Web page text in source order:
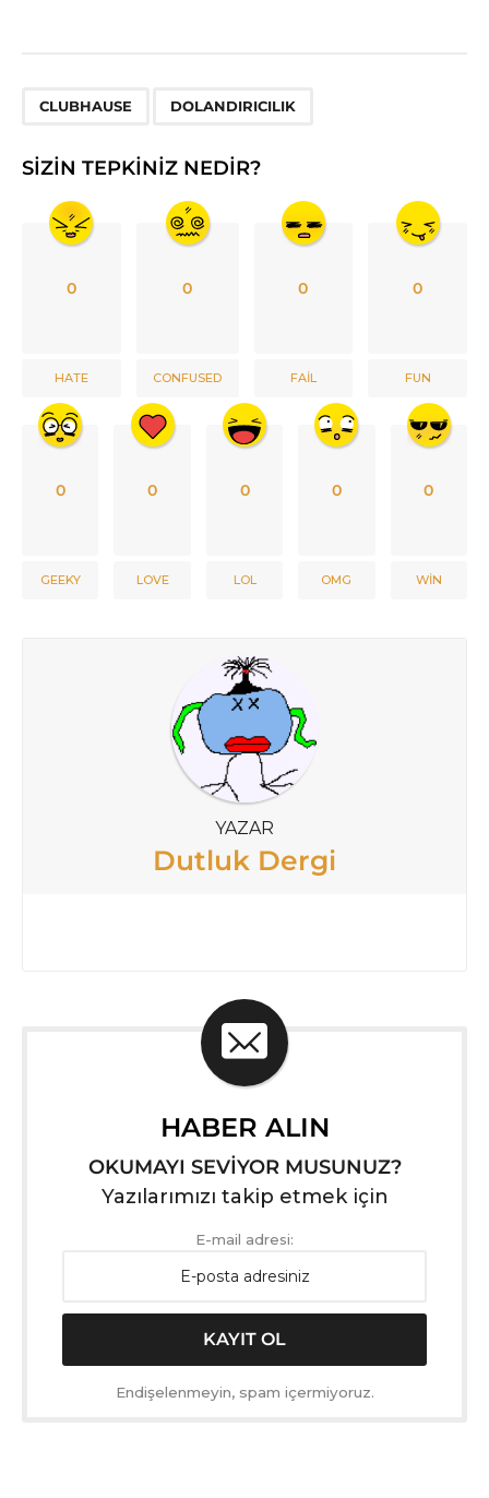
CLUBHAUSE DOLANDIRICILIK
SIZIN TEPKINIZ NEDIR?
0
HATE
0
CONFUSED
0
FAIL
0
FUN
0
GEEKY
0
LOVE
0
LOL
0
OMG
0
WIN
YAZAR
Dutluk Dergi
HABER ALIN
OKUMAYI SEVİYOR MUSUNUZ?
Yazılarımızı takip etmek için
E-mail adresi:
Endişelenmeyin, spam içermiyoruz.